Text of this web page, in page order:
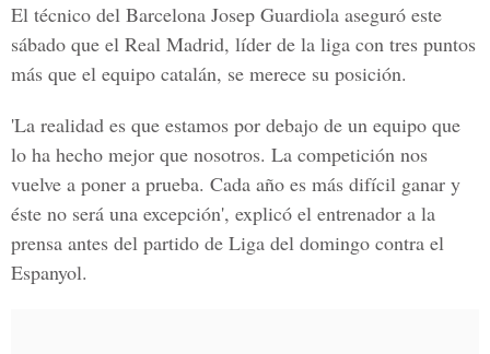
El técnico del Barcelona Josep Guardiola aseguró este
sábado que el Real Madrid, líder de la liga con tres puntos
más que el equipo catalán, se merece su posición.
'La realidad es que estamos por debajo de un equipo que
lo ha hecho mejor que nosotros. La competición nos
vuelve a poner a prueba. Cada año es más difícil ganar y
éste no será una excepción', explicó el entrenador a la
prensa antes del partido de Liga del domingo contra el
Espanyol.